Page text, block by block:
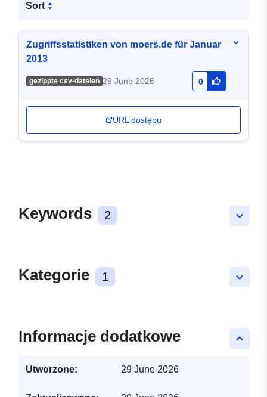
Sort
Zugriffsstatistiken von moers.de für Januar
2013
gezippte csv-dateien 29 June 2026 0
URL dostępu
keyboard_arrow_down
Keywords 2
keyboard_arrow_down
Kategorie 1
keyboard_arrow_up
Informacje dodatkowe
Utworzone: 29 June 2026